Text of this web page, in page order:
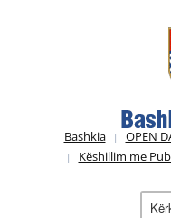
Bashkia OPEN
Këshillim me